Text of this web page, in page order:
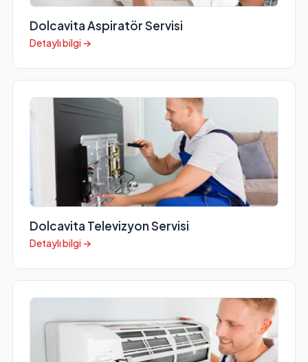
Dolcavita Aspiratör Servisi
Detaylı bilgi →
Dolcavita Televizyon Servisi
Detaylı bilgi →